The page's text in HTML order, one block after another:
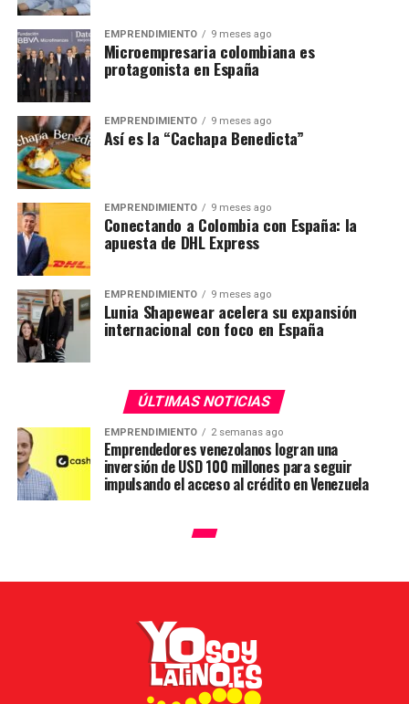
EMPRENDIMIENTO 9 meses ago
Microempresaria colombiana es
protagonista en España
EMPRENDIMIENTO 9 meses ago
Así es la “Cachapa Benedicta”
EMPRENDIMIENTO 9 meses ago
Conectando a Colombia con España: la
apuesta de DHL Express
EMPRENDIMIENTO 9 meses ago
Lunia Shapewear acelera su expansión
internacional con foco en España
ÚLTIMAS NOTICIAS
EMPRENDIMIENTO 2 semanas ago
Emprendedores venezolanos logran una
inversión de USD 100 millones para seguir
impulsando el acceso al crédito en Venezuela